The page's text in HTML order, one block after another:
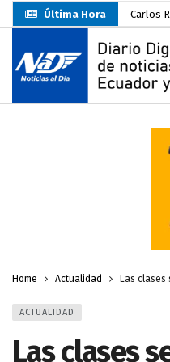
Última Hora Carlos
Danilo
Darwin
CNE
Sin
Más
Nuevo
Home Actualidad Las clases
ACTUALIDAD
Las clases